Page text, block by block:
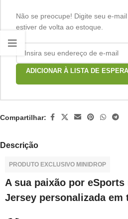
Não se preocupe! Digite seu e-
estiver de volta ao estoque.
ADICIONAR À LISTA DE ESPERA
Compartilhar:
Descrição
PRODUTO EXCLUSIVO MINIDROP
A sua paixão por eSports
Jersey personalizada em